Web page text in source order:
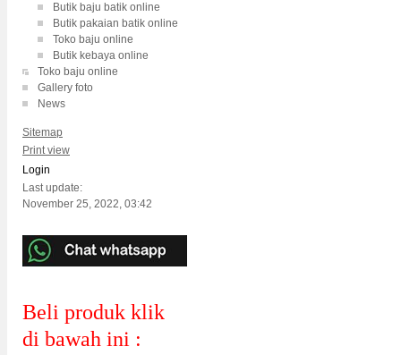
Butik baju batik online
Butik pakaian batik online
Toko baju online
Butik kebaya online
Toko baju online
Gallery foto
News
Sitemap
Print view
Login
Last update:
November 25, 2022, 03:42
Beli produk klik
di bawah ini :